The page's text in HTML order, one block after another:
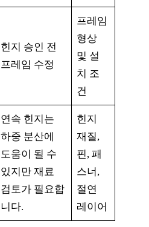
힌지 승인 전
프레임 수정
프레임
형상
및 설
치 조
건
연속 힌지는
하중 분산에
도움이 될 수
있지만 재료
검토가 필요합
니다.
힌지
재질,
핀, 패
스너,
절연
레이어